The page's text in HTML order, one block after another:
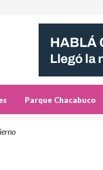
Parque Chacabuco